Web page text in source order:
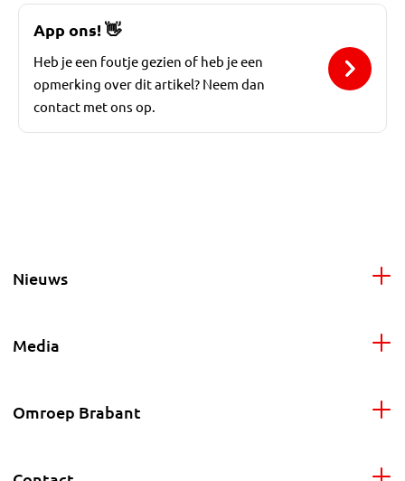
App ons!👋
Heb je een foutje gezien of heb je een
opmerking over dit artikel? Neem dan
contact met ons op.
Nieuws
Media
Omroep Brabant